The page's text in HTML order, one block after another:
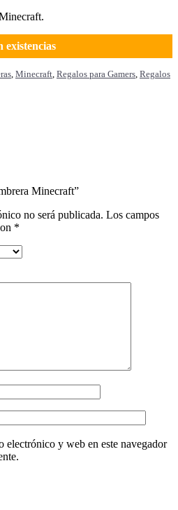
existencias
, Minecraft, Regalos para Gamers, Regalos
Minecraft”
no será publicada. Los campos
*
electrónico y web en este navegador